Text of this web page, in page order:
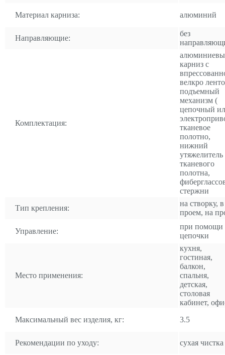
Материал карниза: алюминий
Направляющие:
без
Комплектация:
карниз с
велкро
подъемный
механизм (
цепочный
тканевое
полотно,
нижний
утяжелитель
тканевого
полотна,
стержни
Тип крепления:
на створку, в
проем, на
Управление:
при помощи
цепочки
Место применения:
кухня,
гостиная,
балкон,
спальня,
детская,
столовая
кабинет,
Максимальный вес изделия, кг:
3.5
Рекомендации по уходу: сухая чистка